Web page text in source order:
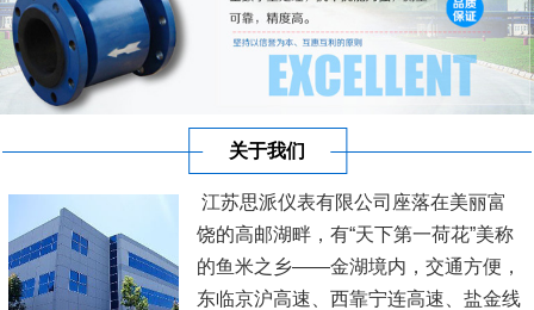
关于我们
江苏思派仪表有限公司座落在美丽富
饶的高邮湖畔，有“天下第一荷花”美称
的鱼米之乡——金湖境内，交通方便，
东临京沪高速、西靠宁连高速、盐金线